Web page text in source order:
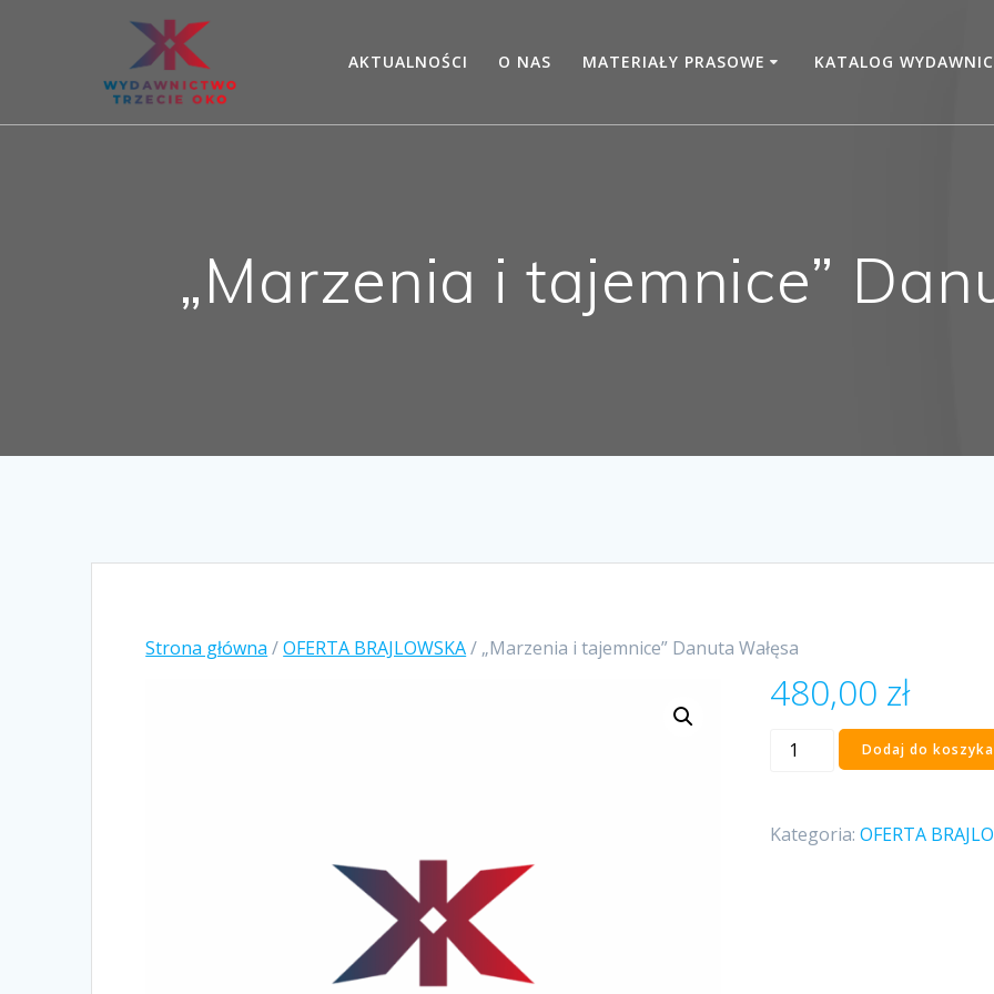
AKTUALNOŚCI O NAS MATERIAŁY PRASOWE KATALOG
„Marzenia i tajemnice”
Strona główna /OFERTA BRAJLOWSKA/ „Marzenia i tajemnice” Danuta Wałęsa
480,00 zł
ilość
„Marzenia
Danuta
Dodaj do koszyka
Kategoria: OFERTA